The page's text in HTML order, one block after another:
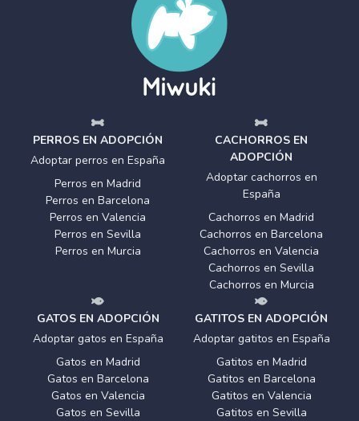
PERROS EN ADOPCIÓN
Adoptar perros en España
Perros en Madrid
Perros en Barcelona
Perros en Valencia
Perros en Sevilla
Perros en Murcia
CACHORROS EN
ADOPCIÓN
Adoptar cachorros en
España
Cachorros en Madrid
Cachorros en Barcelona
Cachorros en Valencia
Cachorros en Sevilla
Cachorros en Murcia
GATOS EN ADOPCIÓN
Adoptar gatos en España
Gatos en Madrid
Gatos en Barcelona
Gatos en Valencia
Gatos en Sevilla
GATITOS EN ADOPCIÓN
Adoptar gatitos en España
Gatitos en Madrid
Gatitos en Barcelona
Gatitos en Valencia
Gatitos en Sevilla